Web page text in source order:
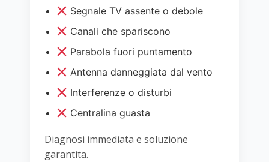
Segnale TV assente o debole
Canali che spariscono
Parabola fuori puntamento
Antenna danneggiata dal vento
Interferenze o disturbi
Centralina guasta
Diagnosi immediata e soluzione
garantita.